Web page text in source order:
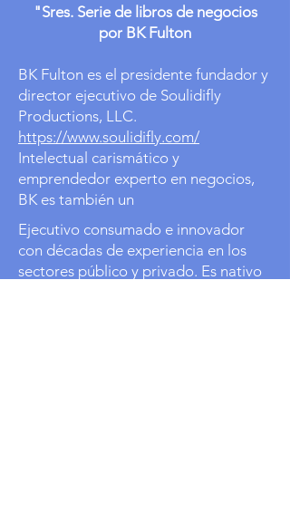
"Sres. Serie de libros de negocios
por BK Fulton
BK Fulton es el presidente fundador y
director ejecutivo de Soulidifly
Productions, LLC.
https://www.soulidifly.com/
Intelectual carismático y
emprendedor experto en negocios,
BK es también un
Ejecutivo consumado e innovador
con décadas de experiencia en los
sectores público y privado. Es nativo